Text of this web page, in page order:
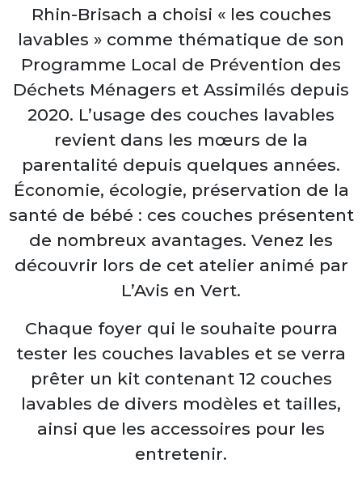
Rhin-Brisach a choisi « les couches
lavables » comme thématique de son
Programme Local de Prévention des
Déchets Ménagers et Assimilés depuis
2020. L’usage des couches lavables
revient dans les mœurs de la
parentalité depuis quelques années.
Économie, écologie, préservation de la
santé de bébé : ces couches présentent
de nombreux avantages. Venez les
découvrir lors de cet atelier animé par
L’Avis en Vert.
Chaque foyer qui le souhaite pourra
tester les couches lavables et se verra
prêter un kit contenant 12 couches
lavables de divers modèles et tailles,
ainsi que les accessoires pour les
entretenir.